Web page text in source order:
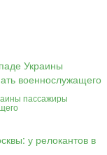
пассажиры